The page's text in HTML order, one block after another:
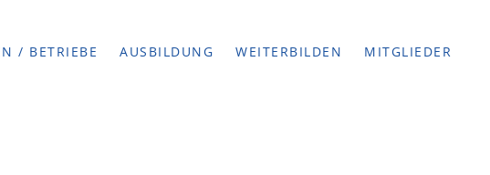
/ BETRIEBE AUSBILDUNG WEITERBILDEN MITGLIEDER